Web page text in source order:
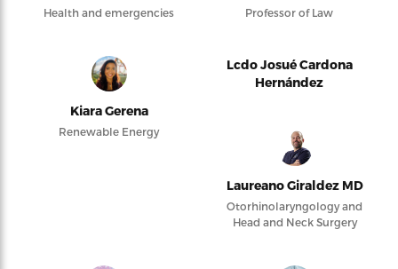
Health and emergencies Professor of Law
Kiara Gerena
Renewable Energy
Lcdo Josué Cardona
Hernández
Laureano Giraldez MD
Otorhinolaryngology and
Head and Neck Surgery